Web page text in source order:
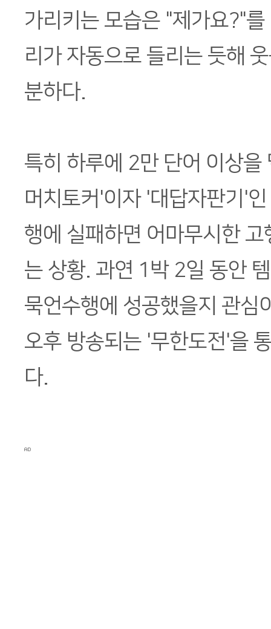
가리키는 모습은 "제가요?"
리가 자동으로 들리는 듯해
분하다.
특히 하루에 2만 단어 이상을
머치토커'이자 '대답자판기'
행에 실패하면 어마무시한
는 상황. 과연 1박 2일 동안
묵언수행에 성공했을지 관심
오후 방송되는 '무한도전'을
다.